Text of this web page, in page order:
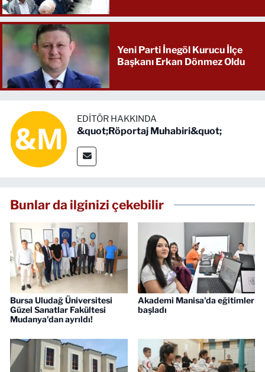
Yeni Parti İnegöl Kurucu İlçe
Başkanı Erkan Dönmez Oldu
EDITÖR HAKKINDA
&quot;Röportaj Muhabiri&quot;
Bunlar da ilginizi çekebilir
Bursa Uludağ Üniversitesi
Güzel Sanatlar Fakültesi
Mudanya'dan ayrıldı!
Akademi Manisa'da eğitimler
başladı